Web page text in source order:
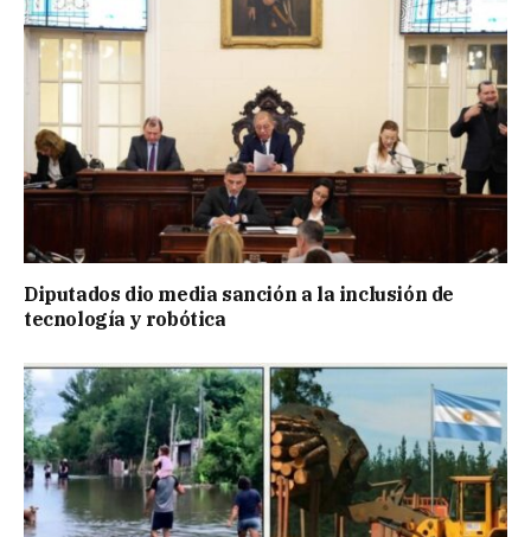
Diputados dio media sanción a la inclusión de
tecnología y robótica